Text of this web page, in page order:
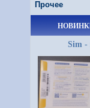
Прочее
Sim -